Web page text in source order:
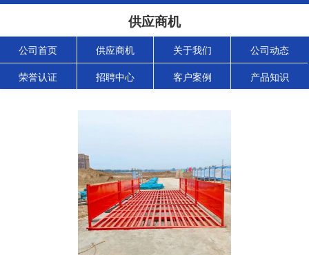
供应商机
公司首页 供应商机 关于我们 公司动态
荣誉认证 招聘中心 客户案例 产品知识